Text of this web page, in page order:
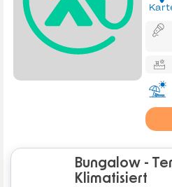
Bungalow -
Klimatisiert